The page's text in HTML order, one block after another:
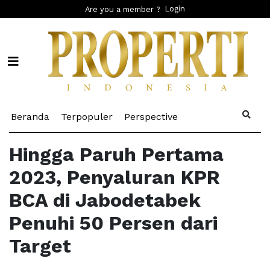
Are you a member ? Login
Beranda (current)
Terpopuler(current)
Perspective
Hingga Paruh Pertama
2023, Penyaluran KPR
BCA di Jabodetabek
Penuhi 50 Persen dari
Target